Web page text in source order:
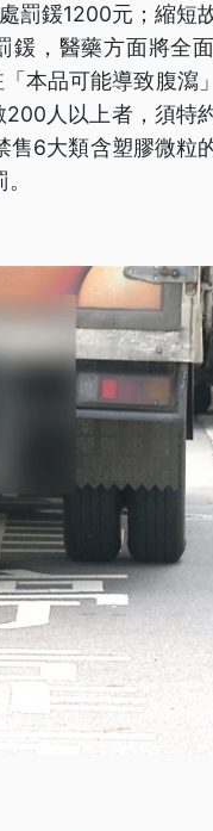
罰鍰1200元；縮短
，醫藥方面將全
本品可能導致腹瀉
人以上者，須特
6大類含塑膠微粒